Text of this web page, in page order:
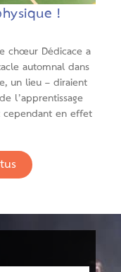
!
chœur Dédicace a
automnal dans
un lieu – diraient
l’apprentissage
cependant en effet